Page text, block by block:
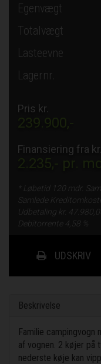
Egenvægt
Totalvægt
Lasteevne
Lagernr.
Pris kr.
239.900,-
Finansiering fra kr.
2.235,- pr.
* Løbetid 120 mdr.
Samlede
Udbetaling kr.
Debitorrente 4,58 %
UDSKRIV
Beskrivelse
Familie
af vognen. 2 køjer på
nederste køje kan